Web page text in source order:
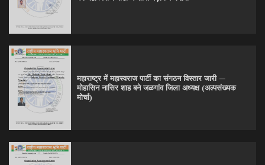
महाराष्ट्र में महास्वराज पार्टी का संगठन विस्तार जारी —
मोहासिन नासिर शाह बने जळगांव जिला अध्यक्ष (अल्पसंख्यक
मोर्चा)